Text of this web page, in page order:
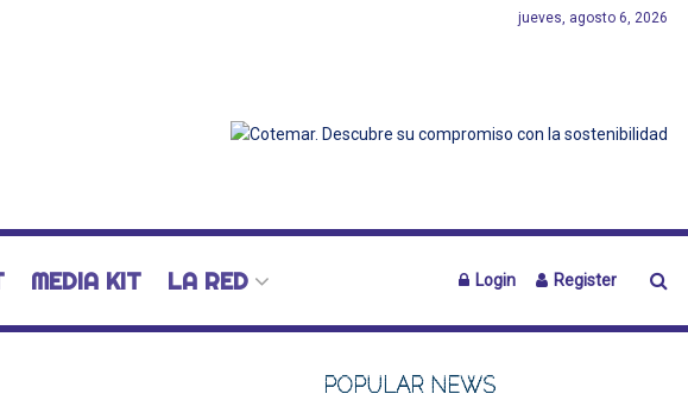
jueves, agosto 6, 2026
MEDIA KIT LA RED Login Register
POPULAR NEWS